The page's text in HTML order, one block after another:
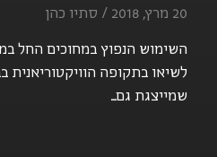
20 מרץ, 2018 / סתיו כהן
שמייצגת גם...